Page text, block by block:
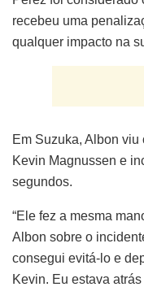
recebeu uma
qualquer impacto na
Em Suzuka, Albon
Kevin Magnussen e
segundos.
“Ele fez a mesma
Albon sobre o
consegui evitá-lo e
Kevin. Eu estava